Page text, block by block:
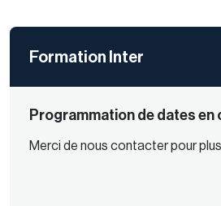
Formation Inter
Programmation de dates en
Merci de nous contacter pour